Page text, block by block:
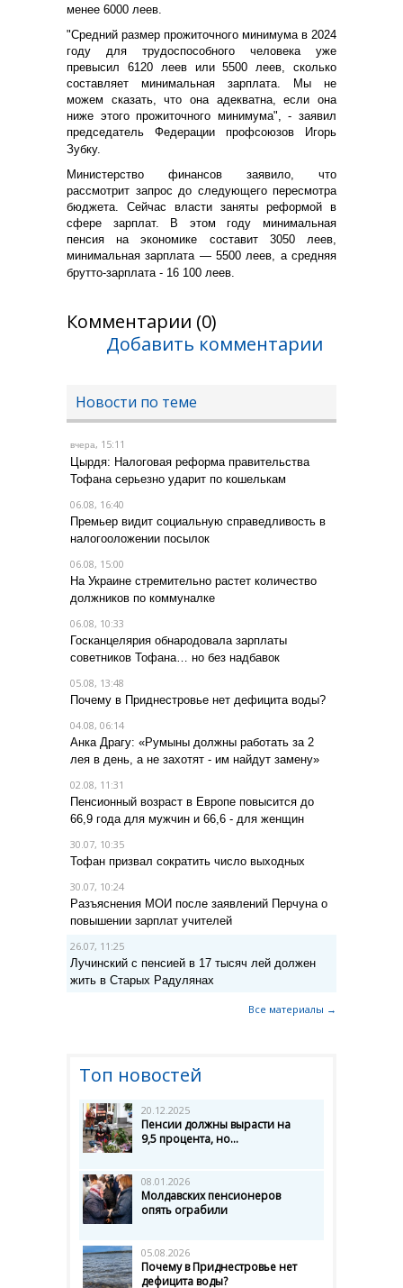
менее 6000 леев.
"Средний размер прожиточного минимума в 2024
году для трудоспособного человека уже
превысил 6120 леев или 5500 леев, сколько
составляет минимальная зарплата. Мы не
можем сказать, что она адекватна, если она
ниже этого прожиточного минимума", - заявил
председатель Федерации профсоюзов Игорь
Зубку.
Министерство финансов заявило, что
рассмотрит запрос до следующего пересмотра
бюджета. Сейчас власти заняты реформой в
сфере зарплат. В этом году минимальная
пенсия на экономике составит 3050 леев,
минимальная зарплата — 5500 леев, а средняя
брутто-зарплата - 16 100 леев.
Комментарии (0)
Добавить комментарии
Новости по теме
вчера, 15:11
Цырдя: Налоговая реформа правительства
Тофана серьезно ударит по кошелькам
06.08, 16:40
Премьер видит социальную справедливость в
налогооложении посылок
06.08, 15:00
На Украине стремительно растет количество
должников по коммуналке
06.08, 10:33
Госканцелярия обнародовала зарплаты
советников Тофана… но без надбавок
05.08, 13:48
Почему в Приднестровье нет дефицита воды?
04.08, 06:14
Анка Драгу: «Румыны должны работать за 2
лея в день, а не захотят - им найдут замену»
02.08, 11:31
Пенсионный возраст в Европе повысится до
66,9 года для мужчин и 66,6 - для женщин
30.07, 10:35
Тофан призвал сократить число выходных
30.07, 10:24
Разъяснения МОИ после заявлений Перчуна о
повышении зарплат учителей
26.07, 11:25
Лучинский с пенсией в 17 тысяч лей должен
жить в Старых Радулянах
Все материалы →
Топ новостей
20.12.2025
Пенсии должны вырасти на
9,5 процента, но...
08.01.2026
Молдавских пенсионеров
опять ограбили
05.08.2026
Почему в Приднестровье нет
дефицита воды?